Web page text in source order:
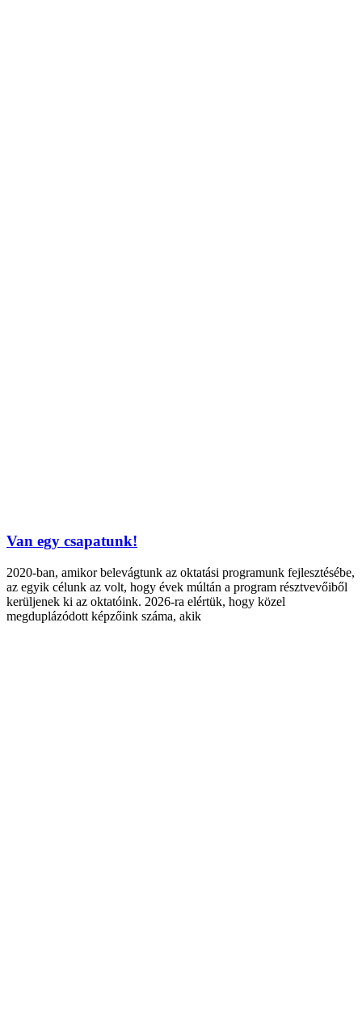
Van egy csapatunk!
2020-ban, amikor belevágtunk az oktatási programunk fejlesztésébe,
az egyik célunk az volt, hogy évek múltán a program résztvevőiből
kerüljenek ki az oktatóink. 2026-ra elértük, hogy közel
megduplázódott képzőink száma, akik